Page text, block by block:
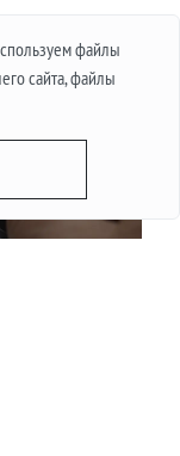
файлы
сайта, файлы